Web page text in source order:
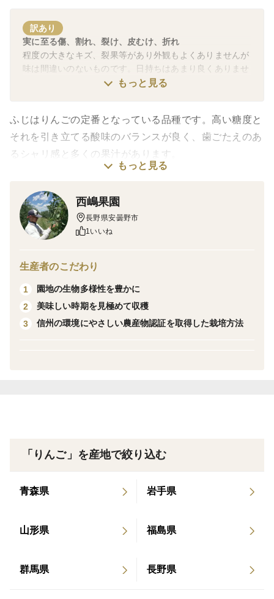
訳あり
実に至る傷、割れ、裂け、皮むけ、折れ
程度の大きなキズ、裂果等があり外観もよくありませんが
味は間違いのないものです。日持ちはあまり良くありませ
んので、お早めにお召し上がりください。
もっと見る
ふじはりんごの定番となっている品種です。高い糖度と
それを引き立てる酸味のバランスが良く、歯ごたえのあ
るシャリ感と多くの果汁があります。
収穫が近づき寒気にあたると蜜が入ります。蜜がしっか
から収穫します。
貯蔵性にも優れ、保湿をして冷蔵すれば長く鮮度が保て
ます。
☆りんごの蜜について
果肉が黄色く透き通っている部分を蜜と呼んでいます。
名前と見た目は甘そうですが、あまり甘くありません。
蜜入りが良いと香りが良くなります。また、蜜は保存中
りんごの外観は良くないものが多く、色ムラ、サビ、変
あります。ただ味に関しては間違いがないと判断したも
上がっていただければと思います。
荷姿はりんご用ダンボール箱に1段詰めたものです。り
もっと見る
西嶋果園
長野県安曇野市
1いいね
生産者のこだわり
1
園地の生物多様性を豊かに
2
美味しい時期を見極めて収穫
3
信州の環境にやさしい農産物認証を取得した栽培方法
「りんご」を産地で絞り込む
青森県 岩手県
山形県 福島県
群馬県 長野県